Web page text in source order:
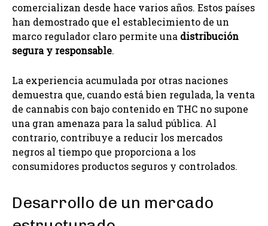
comercializan desde hace varios años. Estos países
han demostrado que el establecimiento de un
marco regulador claro permite una distribución
segura y responsable.
La experiencia acumulada por otras naciones
demuestra que, cuando está bien regulada, la venta
de cannabis con bajo contenido en THC no supone
una gran amenaza para la salud pública. Al
contrario, contribuye a reducir los mercados
negros al tiempo que proporciona a los
consumidores productos seguros y controlados.
Desarrollo de un mercado